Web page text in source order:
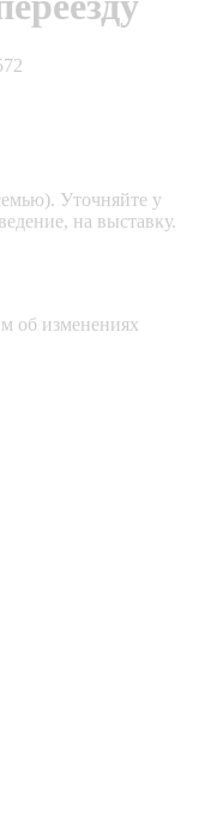
Уточняйте у
на выставку.
об изменениях